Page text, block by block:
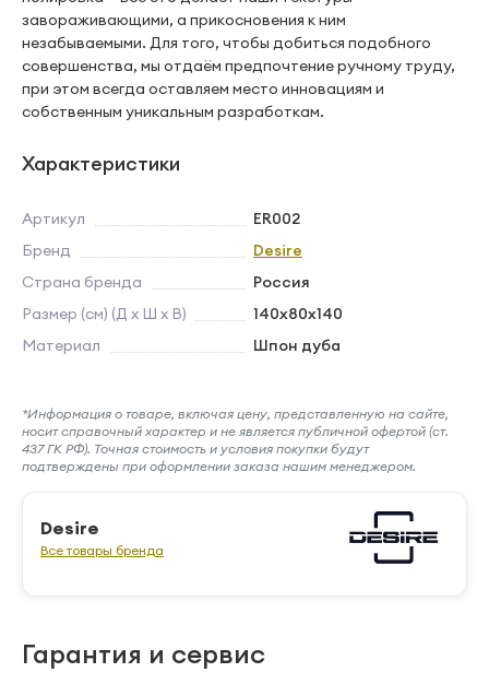
завораживающими, а прикосновения к ним
незабываемыми. Для того, чтобы добиться подобного
совершенства, мы отдаём предпочтение ручному труду,
при этом всегда оставляем место инновациям и
собственным уникальным разработкам.
Характеристики
Артикул
ER002
Бренд
Desire
Страна бренда
Россия
Размер (см) (Д х Ш х В)
140х80х140
Материал
Шпон дуба
*Информация о товаре, включая цену, представленную на сайте,
носит справочный характер и не является публичной офертой (ст.
437 ГК РФ). Точная стоимость и условия покупки будут
подтверждены при оформлении заказа нашим менеджером.
Desire
Все товары бренда
Гарантия и сервис